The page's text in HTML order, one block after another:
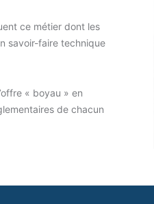
ce métier dont les
savoir-faire technique
« boyau » en
de chacun